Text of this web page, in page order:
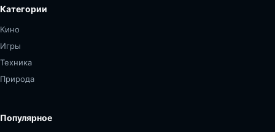
Категории
Кино
Игры
Техника
Природа
Популярное